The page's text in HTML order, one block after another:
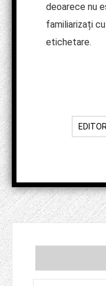
deoarece nu
familiarizați
etichetare.